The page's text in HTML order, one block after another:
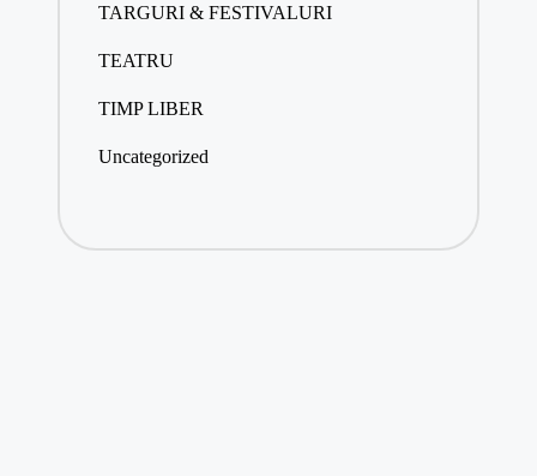
TARGURI & FESTIVALURI
TEATRU
TIMP LIBER
Uncategorized